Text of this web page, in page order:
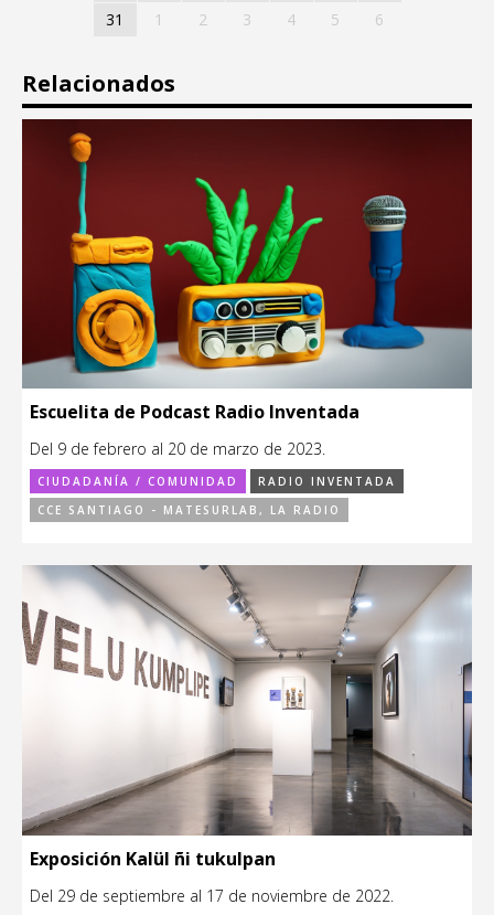
31
1 2 3 4 5 6
Relacionados
Escuelita de Podcast Radio Inventada
Del 9 de febrero al 20 de marzo de 2023.
CIUDADANÍA / COMUNIDAD
RADIO INVENTADA
CCE SANTIAGO - MATESURLAB, LA RADIO
Exposición Kalül ñi tukulpan
Del 29 de septiembre al 17 de noviembre de 2022.